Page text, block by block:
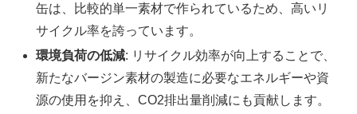
缶は、比較的単一素材で作られているため、高いリ
サイクル率を誇っています。
環境負荷の低減: リサイクル効率が向上することで、
新たなバージン素材の製造に必要なエネルギーや資
源の使用を抑え、CO2排出量削減にも貢献します。